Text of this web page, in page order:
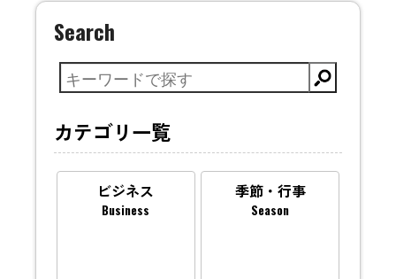
Search
カテゴリ一覧
ビジネス
Business
季節・行事
Season